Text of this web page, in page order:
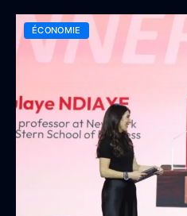
ÉCONOMIE